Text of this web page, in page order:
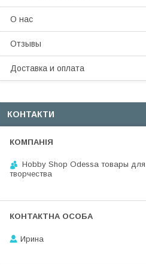
О нас
Отзывы
Доставка и оплата
КОНТАКТИ
Hobby Shop Odessa товары для
творчества
Ирина